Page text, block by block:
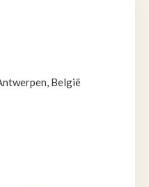
België